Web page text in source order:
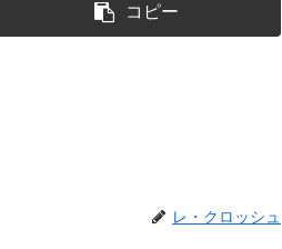
コピー
レ・クロッシュ